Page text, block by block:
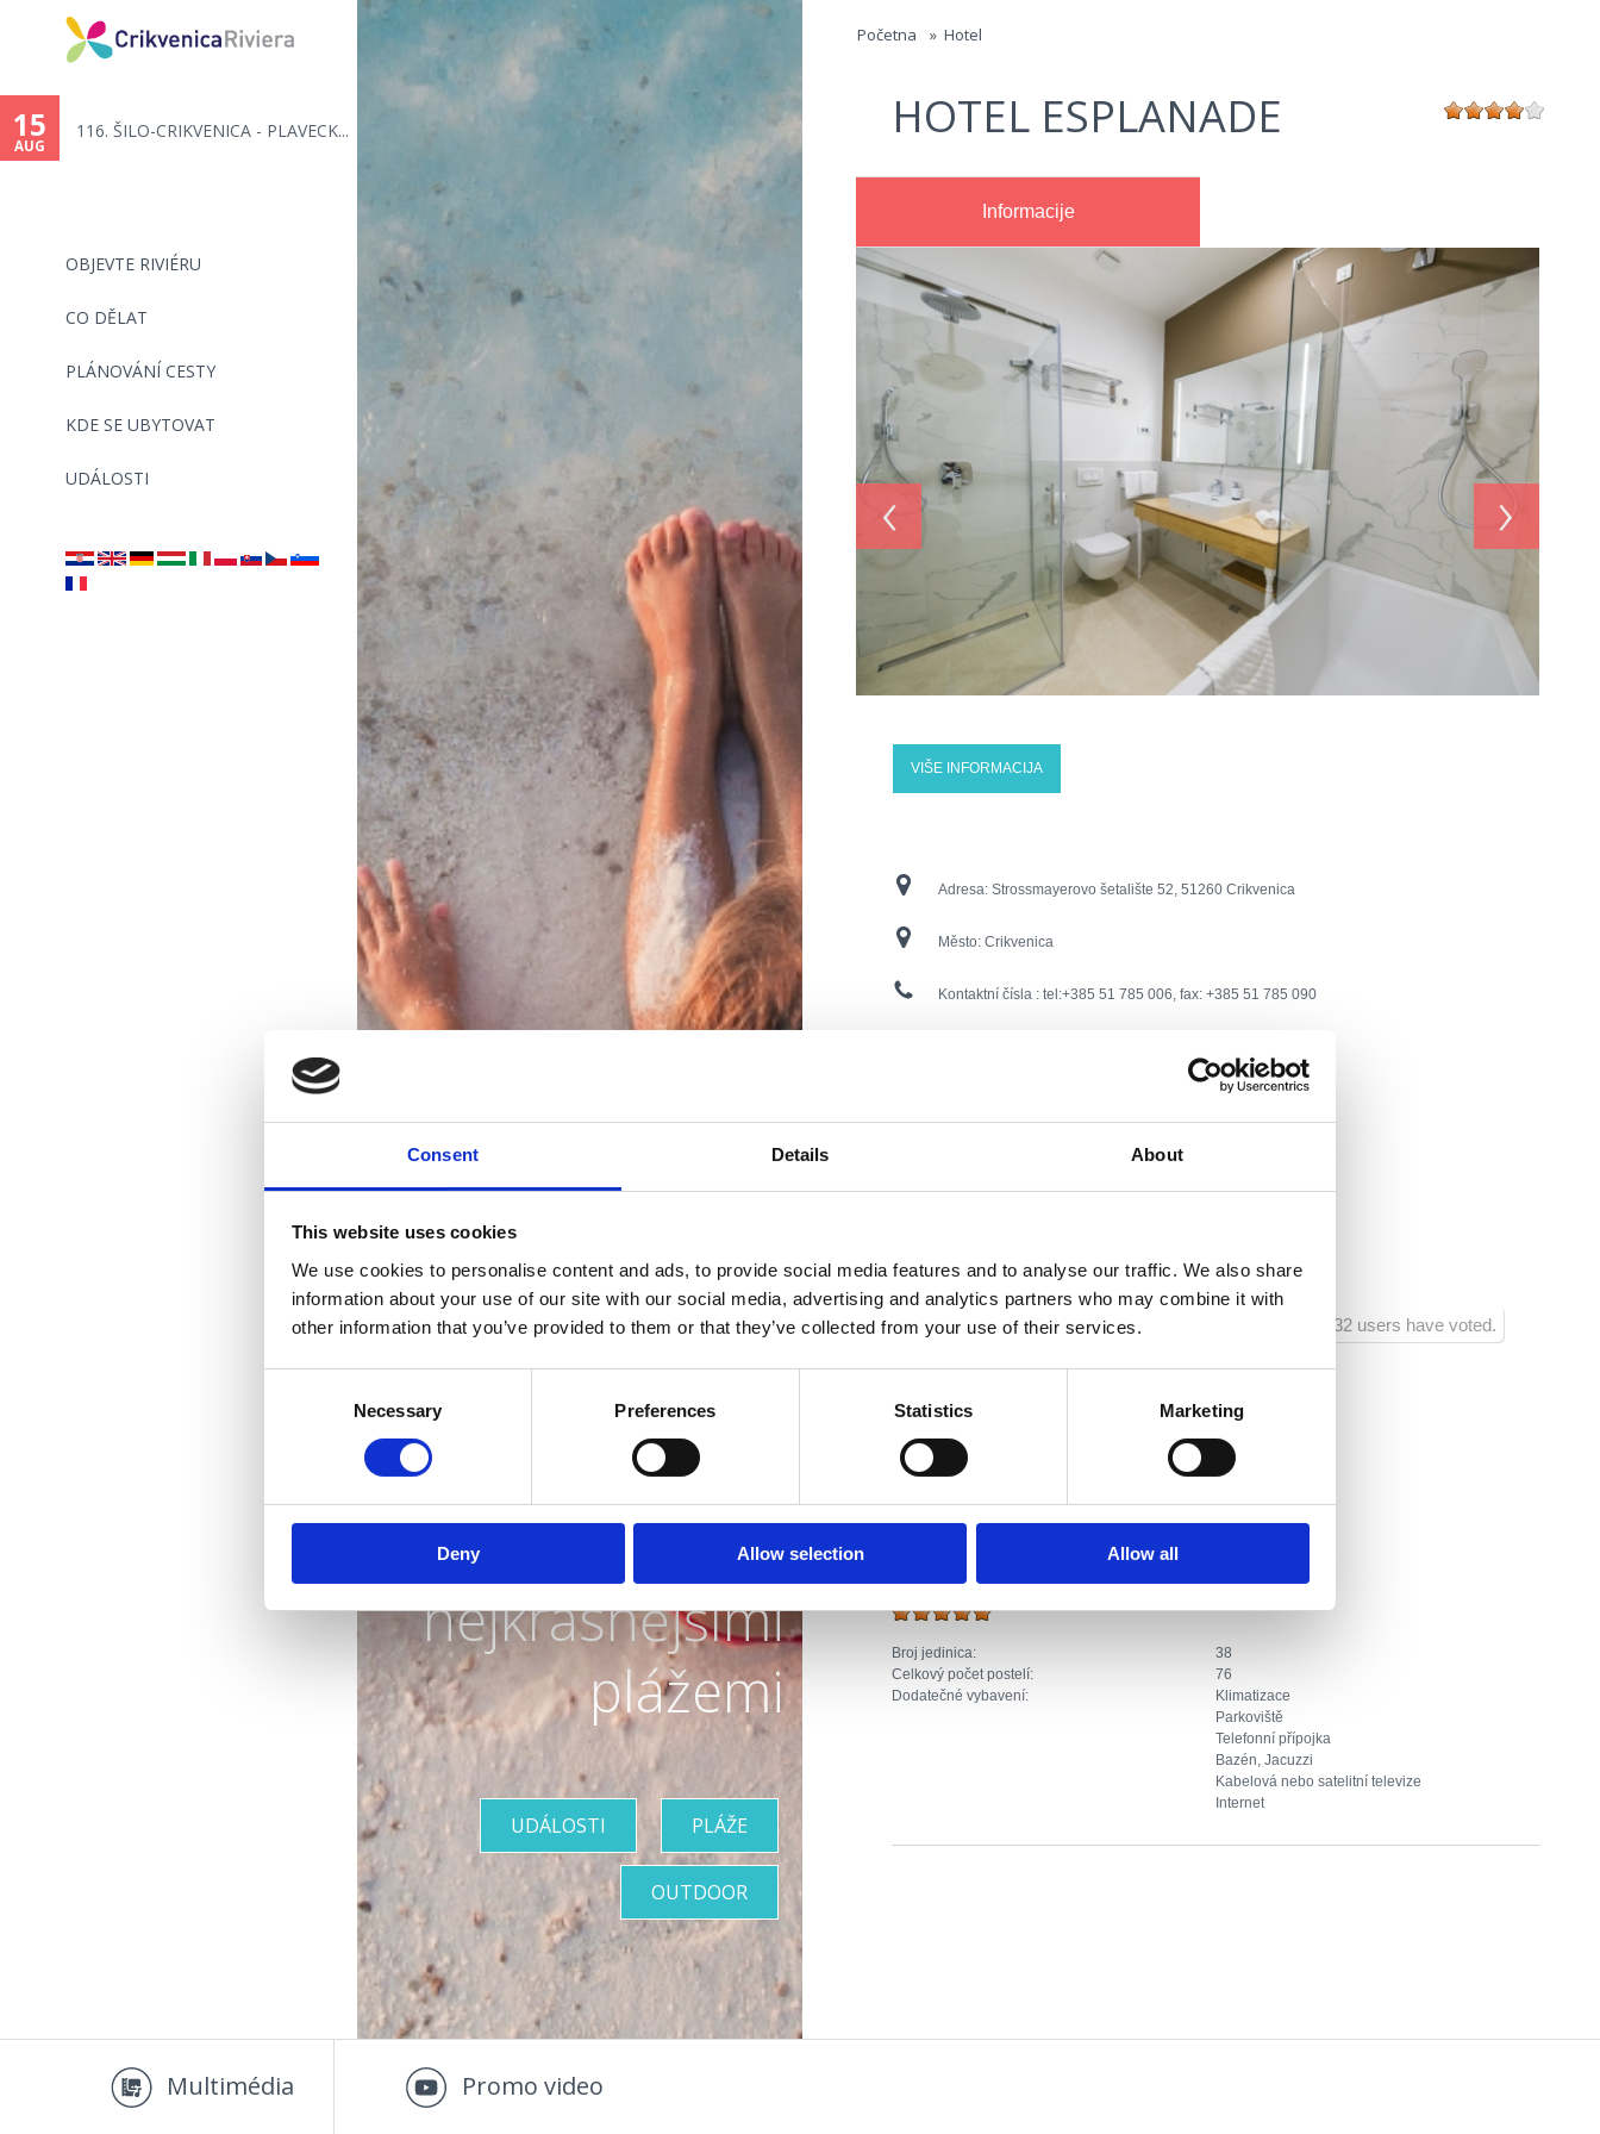
Consent Details About
This website uses cookies
We use cookies to personalise content and ads, to provide social media features and to analyse our traffic. We also share
information about your use of our site with our social media, advertising and analytics partners who may combine it with
other information that you’ve provided to them or that they’ve collected from your use of their services.
Necessary Preferences Statistics Marketing
Deny Allow selection Allow all
Jump to navigation
OBJEVTE RIVIÉRU
CO DĚLAT
PLÁNOVÁNÍ CESTY
KDE SE UBYTOVAT
UDÁLOSTI
15
AUG
116. ŠILO-CRIKVENICA - PLAVECK...
are
here
Početna » Hotel
HOTEL ESPLANADE
Informacije
‹ ›
VIŠE INFORMACIJA
Adresa: Strossmayerovo šetalište 52, 51260 Crikvenica
Město: Crikvenica
Kontaktní čísla : tel:+385 51 785 006, fax: +385 51 785 090
1232 users have voted.
Charakteristiky hotelu
Bar
Dětská postýlka
Domácí mazlíčci
Venkovní parkoviště
Přizpůsobeno pro invalidní osoby
Broj jedinica:
38
Celkový počet postelí:
76
Dodatečné vybavení:
Klimatizace
Parkoviště
Telefonní přípojka
Bazén, Jacuzzi
Kabelová nebo satelitní televize
Internet
Riviéra s
nejkrásnějšími
plážemi
PLÁŽE
UDÁLOSTI
OUTDOOR
Multimédia Promo video